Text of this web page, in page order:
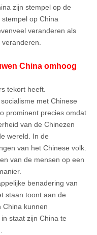
zijn stempel op de
op China
veranderen als
China omhoog
tekort heeft.
met Chinese
prominent precies omdat
van de Chinezen
wereld. In de
van het Chinese volk.
van de mensen op een
benadering van
staan toont aan de
China kunnen
staat zijn China te